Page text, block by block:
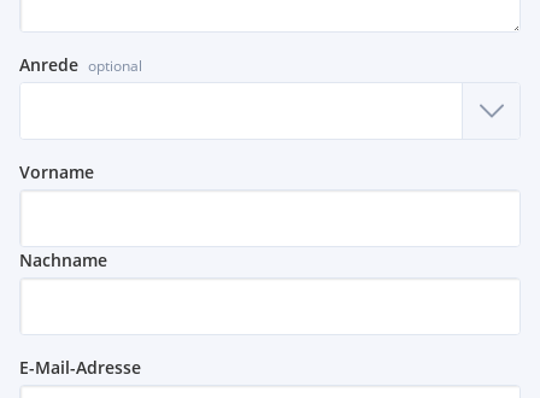
Anrede optional
Vorname
Nachname
E-Mail-Adresse